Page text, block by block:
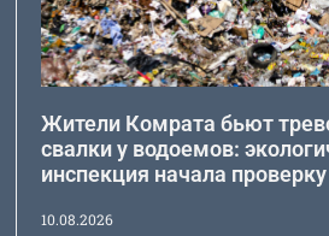
Жители Комрата бьют
свалки у водоемов:
инспекция начала проверку
10.08.2026